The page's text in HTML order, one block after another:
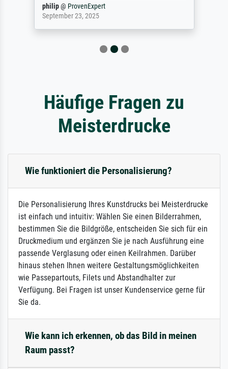
philip@ ProvenExpert
September 23, 2025
Häufige Fragen zu
Meisterdrucke
Wie funktioniert die Personalisierung?
Die Personalisierung Ihres Kunstdrucks bei Meisterdrucke
ist einfach und intuitiv: Wählen Sie einen Bilderrahmen,
bestimmen Sie die Bildgröße, entscheiden Sie sich für ein
Druckmedium und ergänzen Sie je nach Ausführung eine
passende Verglasung oder einen Keilrahmen. Darüber
hinaus stehen Ihnen weitere Gestaltungsmöglichkeiten
wie Passepartouts, Filets und Abstandhalter zur
Verfügung. Bei Fragen ist unser Kundenservice gerne für
Sie da.
Wie kann ich erkennen, ob das Bild in meinen
Raum passt?